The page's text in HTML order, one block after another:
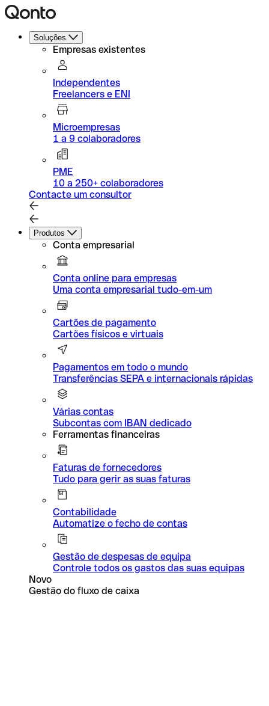
Soluções
Empresas existentes
Independentes
Freelancers e ENI
Microempresas
1 a 9 colaboradores
PME
10 a 250+ colaboradores
Contacte um consultor
Produtos
Conta empresarial
Conta online para empresas
Uma conta empresarial tudo-em-um
Cartões de pagamento
Cartões físicos e virtuais
Pagamentos em todo o mundo
Transferências SEPA e internacionais rápidas
Várias contas
Subcontas com IBAN dedicado
Ferramentas financeiras
Faturas de fornecedores
Tudo para gerir as suas faturas
Contabilidade
Automatize o fecho de contas
Gestão de despesas de equipa
Controle todos os gastos das suas equipas
Novo
Gestão do fluxo de caixa